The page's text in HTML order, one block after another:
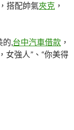
搭配帥氣夾克 ，
的,台中汽車借款 ，
，女強人”、“你美得